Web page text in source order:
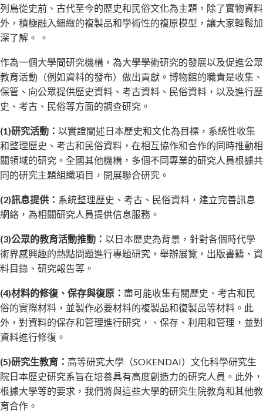
列島從史前、古代至今的歷史和民俗文化為主題，除了實物資料
外，積極融入細緻的複製品和學術性的複原模型，讓大家輕鬆加
深了解。 。
作為一個大學間研究機構，為大學學術研究的發展以及促進公眾
教育活動（例如資料的發布）做出貢獻。博物館的職責是收集、
保管、向公眾提供歷史資料、考古資料、民俗資料，以及進行歷
史、考古、民俗等方面的調查研究。
(1)研究活動： 以實證闡述日本歷史和文化為目標，系統性收集
和整理歷史、考古和民俗資料，在相互協作和合作的同時推動相
關領域的研究。全國其他機構，多個不同專業的研究人員根據共
同的研究主題組織項目，開展聯合研究。
(2)訊息提供： 系統整理歷史、考古、民俗資料，建立完善訊息
網絡，為相關研究人員提供信息服務。
(3)公眾的教育活動推動： 以日本歷史為背景，針對各個時代學
術界感興趣的熱點問題進行專題研究，舉辦展覽，出版書籍、資
料目錄、研究報告等。
(4)材料的修復、保存與復原： 盡可能收集有關歷史、考古和民
俗的實際材料，並製作必要材料的複製品和復製品等材料。此
外，對資料的保存和管理進行研究，、保存、利用和管理，並對
資料進行修復。
(5)研究生教育： 高等研究大學（SOKENDAI）文化科學研究生
院日本歷史研究系旨在培養具有高度創造力的研究人員。此外，
根據大學等的要求，我們將與這些大學的研究生院教育和其他教
育合作。